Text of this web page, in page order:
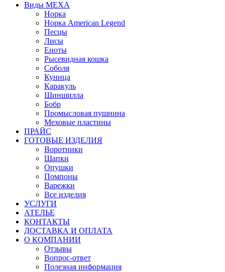
Виды МЕХА
Норка
Норка American Legend
Песцы
Лисы
Еноты
Рысевидная кошка
Соболя
Куница
Каракуль
Шиншилла
Бобр
Промысловая пушнина
Меховые пластины
ПРАЙС
ГОТОВЫЕ ИЗДЕЛИЯ
Воротники
Шапки
Опушки
Помпоны
Варежки
Все изделия
УСЛУГИ
АТЕЛЬЕ
КОНТАКТЫ
ДОСТАВКА И ОПЛАТА
О КОМПАНИИ
Отзывы
Вопрос-ответ
Полезная информация